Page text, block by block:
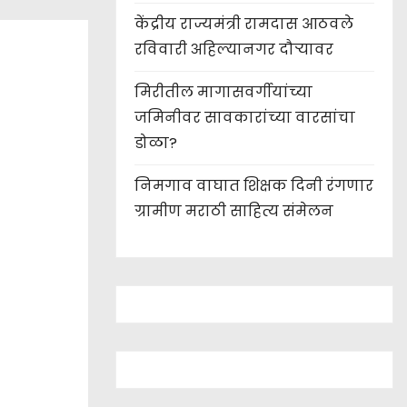
केंद्रीय राज्यमंत्री रामदास आठवले
रविवारी अहिल्यानगर दौऱ्यावर
मिरीतील मागासवर्गीयांच्या
जमिनीवर सावकारांच्या वारसांचा
डोळा?
निमगाव वाघात शिक्षक दिनी रंगणार
ग्रामीण मराठी साहित्य संमेलन